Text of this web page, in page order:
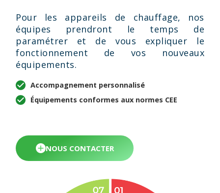
Pour les appareils de chauffage, nos
équipes prendront le temps de
paramétrer et de vous expliquer le
fonctionnement de vos nouveaux
équipements.
Accompagnement personnalisé
Équipements conformes aux normes CEE
NOUS CONTACTER